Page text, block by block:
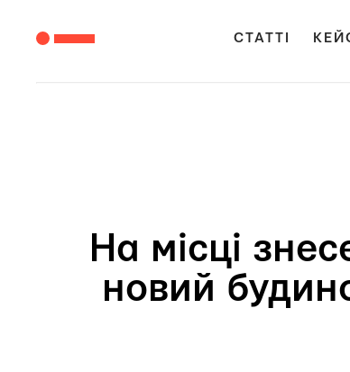
СТАТТІ
На місці
новий